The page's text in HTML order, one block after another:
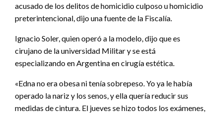
acusado de los delitos de homicidio culposo u homicidio
preterintencional, dijo una fuente de la Fiscalía.
Ignacio Soler, quien operó a la modelo, dijo que es
cirujano de la universidad Militar y se está
especializando en Argentina en cirugía estética.
«Edna no era obesa ni tenía sobrepeso. Yo ya le había
operado la nariz y los senos, y ella quería reducir sus
medidas de cintura. El jueves se hizo todos los exámenes,